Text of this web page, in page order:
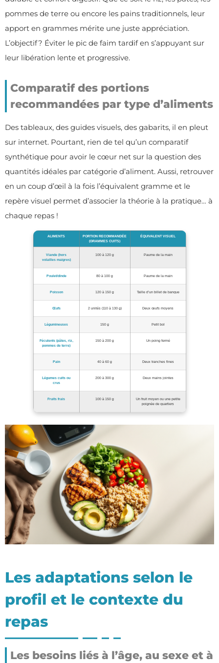
pommes de terre ou encore les pains traditionnels, leur
apport en grammes mérite une juste appréciation.
L’objectif ? Éviter le pic de faim tardif en s’appuyant sur
leur libération lente et progressive.
Comparatif des portions
recommandées par type d’aliments
Des tableaux, des guides visuels, des gabarits, il en pleut
sur internet. Pourtant, rien de tel qu’un comparatif
synthétique pour avoir le cœur net sur la question des
quantités idéales par catégorie d’aliment. Aussi, retrouver
en un coup d’œil à la fois l’équivalent gramme et le
repère visuel permet d’associer la théorie à la pratique… à
chaque repas !
ALIMENTS
PORTION RECOMMANDÉE
(GRAMMES CUITS)
ÉQUIVALENT VISUEL
Viande (hors
volailles maigres)
100 à 120 g Paume de la main
Poulet/dinde 80 à 100 g Paume de la main
Poisson 120 à 150 g Taille d’un billet de banque
Œufs 2 unités (110 à 130 g) Deux œufs moyens
Légumineuses 150 g Petit bol
Féculents (pâtes, riz,
pommes de terre)
150 à 200 g Un poing fermé
Pain 40 à 60 g Deux tranches fines
Légumes cuits ou
crus
200 à 300 g Deux mains jointes
Fruits frais 100 à 150 g
Un fruit moyen ou une petite
poignée de quartiers
Les adaptations selon le
profil et le contexte du
repas
Les besoins liés à l’âge, au sexe et à